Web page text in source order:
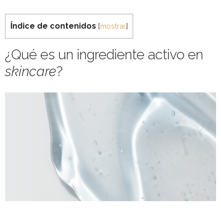
Índice de contenidos [mostrar]
¿Qué es un ingrediente activo en
skincare?